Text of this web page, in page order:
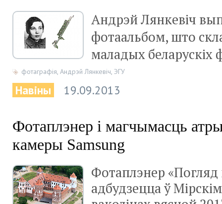
Андрэй Лянкевіч
фотаальбом, што
маладых беларускіх
фотаграфія Андрэй Лянкевіч ЭГУ
Навіны 19.09.2013
Фотаплэнер і магчымасць
камеры Samsung
Фотаплэнер «Погляд
адбудзецца ў